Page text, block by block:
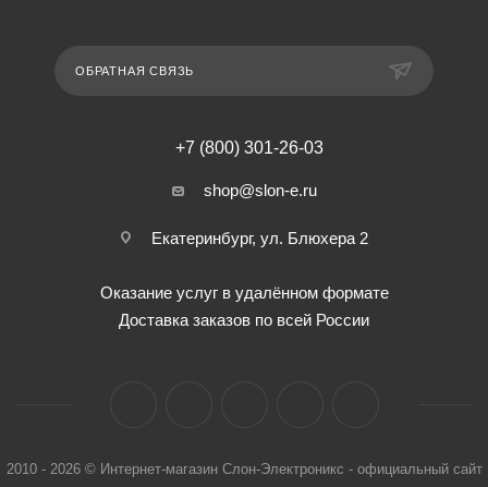
ОБРАТНАЯ СВЯЗЬ
+7 (800) 301-26-03
shop@slon-e.ru
Екатеринбург, ул. Блюхера 2
Оказание услуг в удалённом формате
Доставка заказов по всей России
2010 - 2026 © Интернет-магазин Слон-Электроникс - официальный сайт